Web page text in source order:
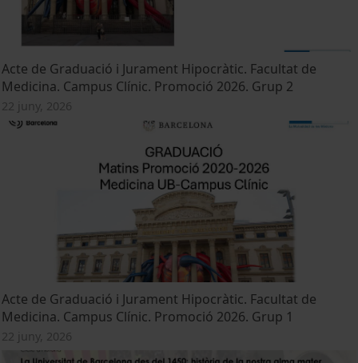
Acte de Graduació i Jurament Hipocràtic. Facultat de
Medicina. Campus Clínic. Promoció 2026. Grup 2
22 juny, 2026
Acte de Graduació i Jurament Hipocràtic. Facultat de
Medicina. Campus Clínic. Promoció 2026. Grup 1
22 juny, 2026